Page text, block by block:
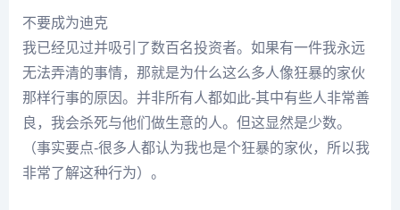
不要成为迪克
我已经见过并吸引了数百名投资者。如果有一件我永远
无法弄清的事情，那就是为什么这么多人像狂暴的家伙
那样行事的原因。并非所有人都如此-其中有些人非常善
良，我会杀死与他们做生意的人。但这显然是少数。
（事实要点-很多人都认为我也是个狂暴的家伙，所以我
非常了解这种行为）。